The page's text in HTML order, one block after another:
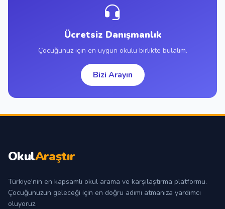
Ücretsiz Danışmanlık
Çocuğunuz için en uygun okulu birlikte bulalım.
Bizi Arayın
OkulAraştır
Türkiye'nin en kapsamlı okul arama ve karşılaştırma platformu.
Çocuğunuzun geleceği için en doğru adımı atmanıza yardımcı
oluyoruz.